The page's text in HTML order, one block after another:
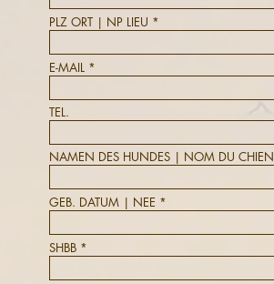
PLZ ORT | NP LIEU
E-MAIL
TEL.
NAMEN DES HUNDES | NOM DU CHIEN
GEB. DATUM | NEE
SHBB